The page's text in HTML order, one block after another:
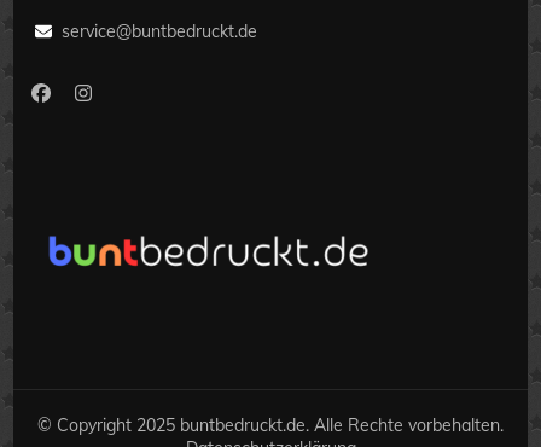
service@buntbedruckt.de
© Copyright 2025 buntbedruckt.de. Alle Rechte vorbehalten.